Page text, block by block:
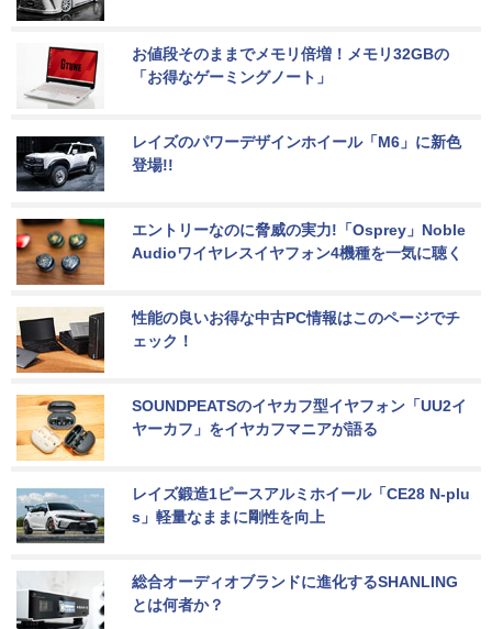
お値段そのままでメモリ倍増！メモリ32GBの
「お得なゲーミングノート」
レイズのパワーデザインホイール「M6」に新色
登場!!
エントリーなのに脅威の実力!「Osprey」Noble
Audioワイヤレスイヤフォン4機種を一気に聴く
性能の良いお得な中古PC情報はこのページでチ
ェック！
SOUNDPEATSのイヤカフ型イヤフォン「UU2イ
ヤーカフ」をイヤカフマニアが語る
レイズ鍛造1ピースアルミホイール「CE28 N-plu
s」軽量なままに剛性を向上
総合オーディオブランドに進化するSHANLING
とは何者か？